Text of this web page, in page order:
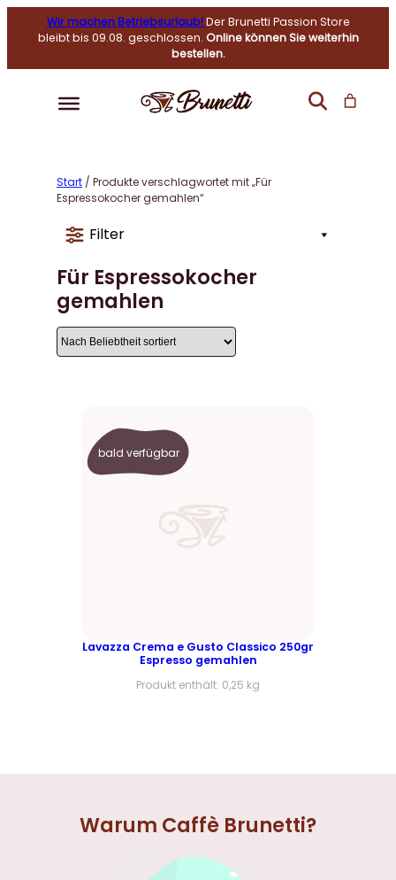
Wir machen Betriebsurlaub!Der Brunetti Passion Store
bleibt bis 09.08. geschlossen. Online können Sie weiterhin
bestellen.
Start / Produkte verschlagwortet mit „Für
Espressokocher gemahlen“
Filter
Für Espressokocher
gemahlen
bald verfügbar
Lavazza Crema e Gusto Classico 250gr
Espresso gemahlen
Produkt enthält: 0,25 kg
Warum Caffè Brunetti?